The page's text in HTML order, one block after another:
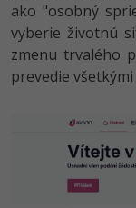
SQL
UML -
Umelá
Pre deti
Fórum
Linux a
Video
Ostatné
Fórum
ako "osobný
vyberie životnú
zmenu trvalého
prevedie